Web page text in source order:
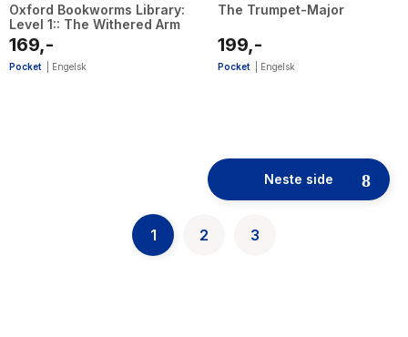
Oxford Bookworms Library:
Level 1:: The Withered Arm
169,-
Pocket Engelsk
The Trumpet-Major
199,-
Pocket Engelsk
1 2 3
Neste side